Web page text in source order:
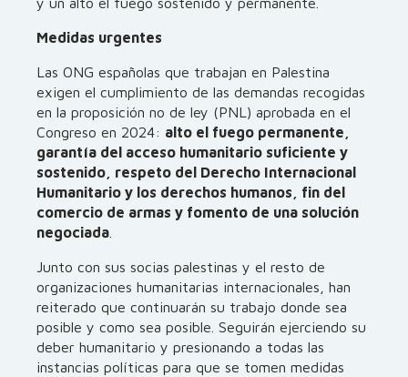
Medidas urgentes
Las ONG españolas que trabajan en Palestina
exigen el cumplimiento de las demandas recogidas
en la proposición no de ley (PNL) aprobada en el
Congreso en 2024: alto el fuego permanente,
garantía del acceso humanitario suficiente y
sostenido, respeto del Derecho Internacional
Humanitario y los derechos humanos, fin del
comercio de armas y fomento de una solución
negociada
Junto con sus socias palestinas y el resto de
organizaciones humanitarias internacionales, han
reiterado que continuarán su trabajo donde sea
posible y como sea posible. Seguirán ejerciendo su
deber humanitario y presionando a todas las
instancias políticas para que se tomen medidas